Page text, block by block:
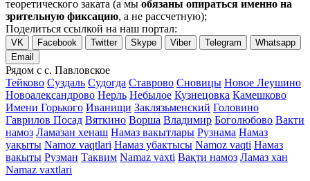
теоретического заката (а мы обязаны опираться именно на
зрительную фиксацию, а не рассчетную);
Поделиться ссылкой на наш портал:
VK Facebook Twitter Skype Viber Telegram
Whatsapp
Email
Рядом с с. Павловское
Тейково Суздаль Судогда Ставрово Сновицы Новое Леушино
Новоалександрово Нерль Небылое Кузнецовка Камешково
Имени Горького Иванищи Заклязьменский Головино
Гаврилов Посад Вяткино Ворша Владимир Боголюбово Вакти
намоз Ламазан хенаш Намаз вакытлары Рузнама Намаз
уақыты Namoz vaqtlari Намаз убактысы Namoz vaqti Намаз
вакыты Рузман Таквим Namaz vaxti Вақти намоз Ламаз хан
Namaz vaxtlari